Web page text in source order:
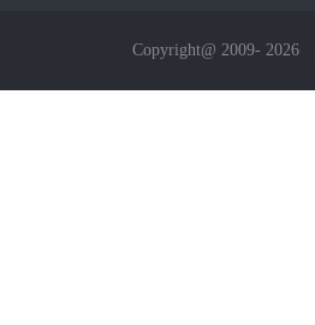
Copyright@ 2009- 2026